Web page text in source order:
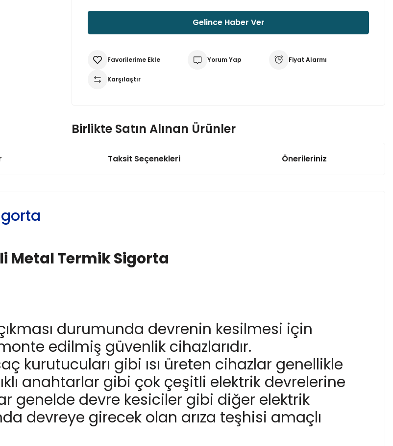
Gelince Haber Ver
Yorum Yap Fiyat Alarmı
Karşılaştır
Birlikte Satın Alınan Ürünler
40 °C NC Limit Termostat Sigorta 50 °C NC Limit Termostat Sigorta
23,83 TL
90 °C NC Limit Termostat Sigorta 150 °C NC Limit Termostat Sigorta
Taksit Seçenekleri Önerileriniz
Metal Termik Sigorta
durumunda devrenin kesilmesi için
edilmiş güvenlik cihazlarıdır.
kurutucuları gibi ısı üreten cihazlar genellikle
anahtarlar gibi çok çeşitli elektrik devrelerine
genelde devre kesiciler gibi diğer elektrik
devreye girecek olan arıza teşhisi amaçlı